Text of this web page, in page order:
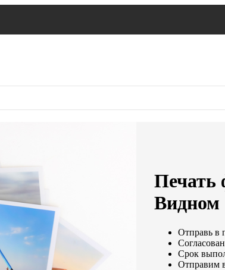
Печать
Видном
Отправь в
Срок
Отправим